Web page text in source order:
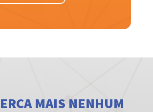
MAIS NENHUM